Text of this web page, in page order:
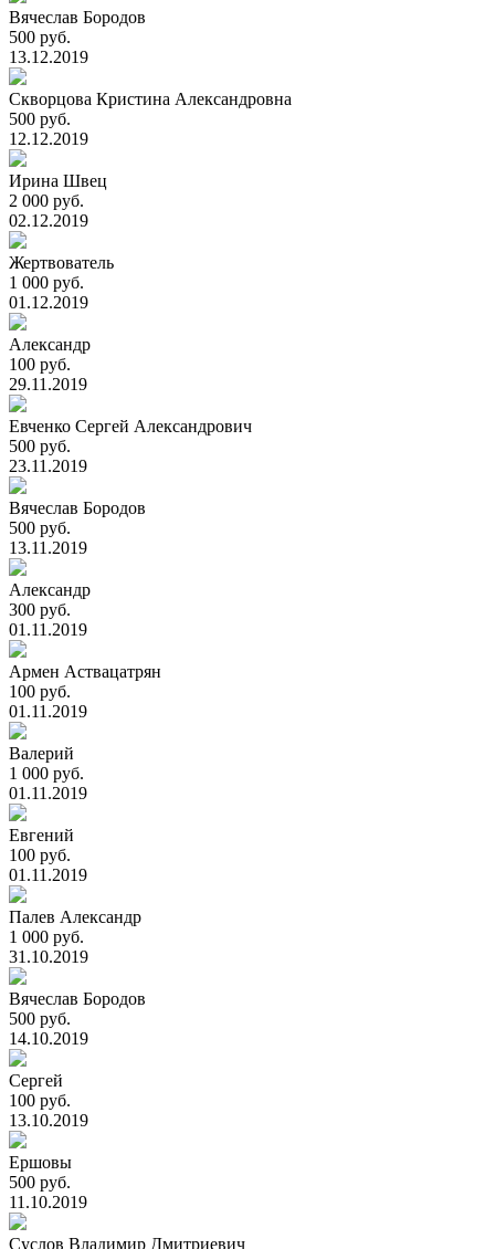
Вячеслав Бородов
500 руб.
13.12.2019
Скворцова Кристина Александровна
500 руб.
12.12.2019
Ирина Швец
2 000 руб.
02.12.2019
Жертвователь
1 000 руб.
01.12.2019
Александр
100 руб.
29.11.2019
Евченко Сергей Александрович
500 руб.
23.11.2019
Вячеслав Бородов
500 руб.
13.11.2019
Александр
300 руб.
01.11.2019
Армен Аствацатрян
100 руб.
01.11.2019
Валерий
1 000 руб.
01.11.2019
Евгений
100 руб.
01.11.2019
Палев Александр
1 000 руб.
31.10.2019
Вячеслав Бородов
500 руб.
14.10.2019
Сергей
100 руб.
13.10.2019
Ершовы
500 руб.
11.10.2019
Суслов Владимир Дмитриевич